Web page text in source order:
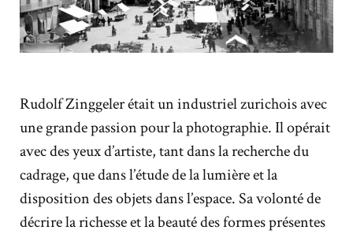
Rudolf Zinggeler était un industriel zurichois avec
une grande passion pour la photographie. Il opérait
avec des yeux d’artiste, tant dans la recherche du
cadrage, que dans l’étude de la lumière et la
disposition des objets dans l’espace. Sa volonté de
décrire la richesse et la beauté des formes présentes